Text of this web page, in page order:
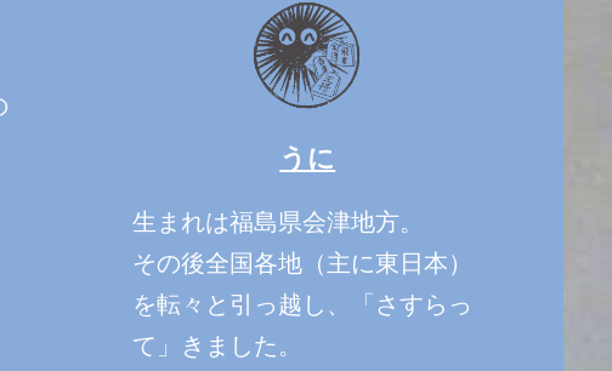
うに
生まれは福島県会津地方。
その後全国各地（主に東日本）
を転々と引っ越し、「さすらっ
て」きました。